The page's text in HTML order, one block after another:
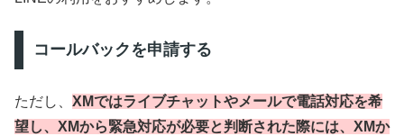
コールバックを申請する
ただし、 XMではライブチャットやメールで電話対応を希
望し、XMから緊急対応が必要と判断された際には、XMか